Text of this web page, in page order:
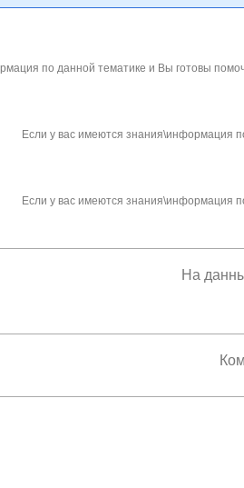
по данной тематике и Вы готовы
Если у вас имеются знания\информация
Если у вас имеются знания\информация
На